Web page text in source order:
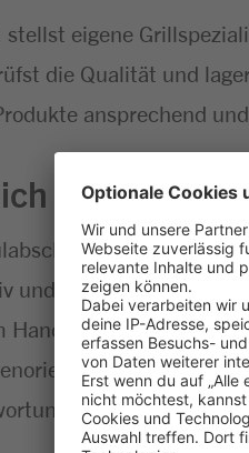
stellst eigene
die Qualität und
ansprechend
aus
erfolgreich
und hast Spaß am
Handel und an
gehören